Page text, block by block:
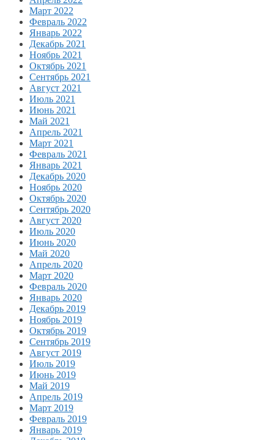
Март 2022
Февраль 2022
Январь 2022
Декабрь 2021
Ноябрь 2021
Октябрь 2021
Сентябрь 2021
Август 2021
Июль 2021
Июнь 2021
Май 2021
Апрель 2021
Март 2021
Февраль 2021
Январь 2021
Декабрь 2020
Ноябрь 2020
Октябрь 2020
Сентябрь 2020
Август 2020
Июль 2020
Июнь 2020
Май 2020
Апрель 2020
Март 2020
Февраль 2020
Январь 2020
Декабрь 2019
Ноябрь 2019
Октябрь 2019
Сентябрь 2019
Август 2019
Июль 2019
Июнь 2019
Май 2019
Апрель 2019
Март 2019
Февраль 2019
Январь 2019